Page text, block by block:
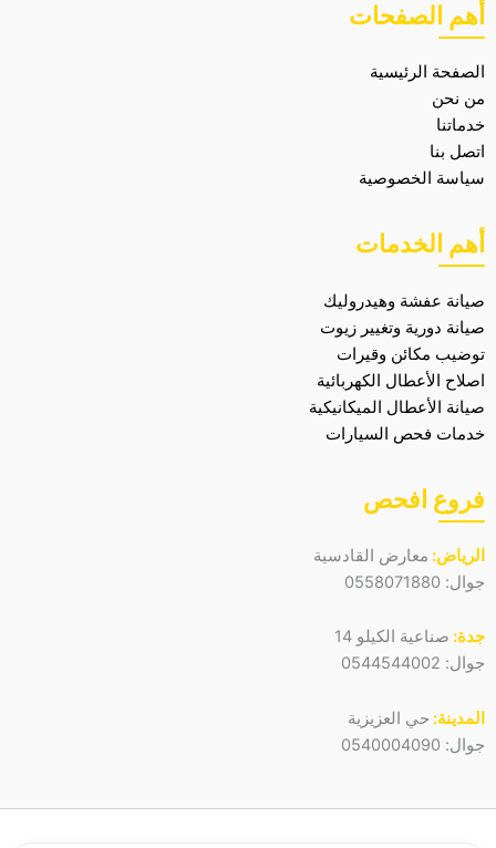
أهم الصفحات
الصفحة الرئيسية
من نحن
خدماتنا
اتصل بنا
سياسة الخصوصية
أهم الخدمات
صيانة عفشة وهيدروليك
صيانة دورية وتغيير زيوت
توضيب مكائن وقيرات
اصلاح الأعطال الكهربائية
صيانة الأعطال الميكانيكية
خدمات فحص السيارات
فروع افحص
الرياض: معارض القادسية
جوال: 0558071880
جدة: صناعية الكيلو 14
جوال: 0544544002
المدينة: حي العزيزية
جوال: 0540004090